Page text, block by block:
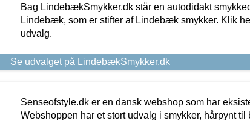
Bag LindebækSmykker.dk står en autodidakt
Lindebæk, som er stifter af Lindebæk smykker. Klik
udvalg.
Se udvalget på LindebækSmykker.dk
Senseofstyle.dk er en dansk webshop som har
Webshoppen har et stort udvalg i smykker, hårpynt til